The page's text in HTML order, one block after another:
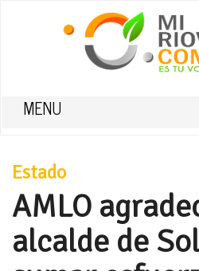
MENU
Estado
AMLO
alcalde de